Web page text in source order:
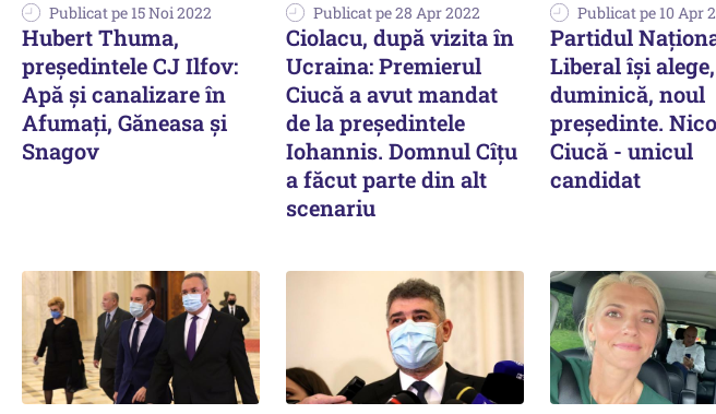
Publicat pe 15 Noi 2022
Hubert Thuma,
președintele CJ Ilfov:
Apă și canalizare în
Afumați, Găneasa și
Snagov
Publicat pe 28 Apr 2022
Ciolacu, după vizita în
Ucraina: Premierul
Ciucă a avut mandat
de la președintele
Iohannis. Domnul Cîțu
a făcut parte din alt
scenariu
Publicat pe 10 Apr
Partidul
Liberal îşi alege,
duminică, noul
preşedinte.
Ciucă - unicul
candidat